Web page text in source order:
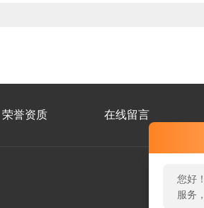
您好
服务
荣誉资质 在线留言